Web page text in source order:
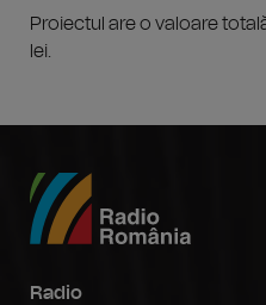
Proiectul are o valoare
lei.
Radio